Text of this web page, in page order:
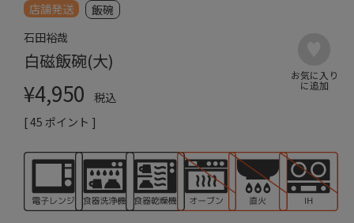
店舗発送
飯碗
石田裕哉
白磁飯碗(大)
¥4,950
税込
[45 ポイント ]